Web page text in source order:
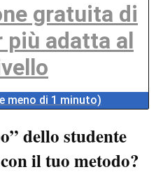
gratuita di
più adatta al
meno di 1 minuto)
dello studente
il tuo metodo?